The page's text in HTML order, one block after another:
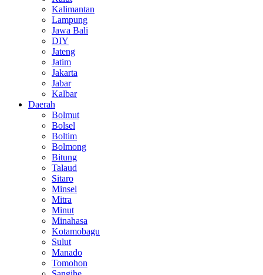
Kalimantan
Lampung
Jawa Bali
DIY
Jateng
Jatim
Jakarta
Jabar
Kalbar
Daerah
Bolmut
Bolsel
Boltim
Bolmong
Bitung
Talaud
Sitaro
Minsel
Mitra
Minut
Minahasa
Kotamobagu
Sulut
Manado
Tomohon